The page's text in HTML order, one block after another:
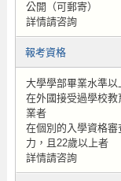
公開（可郵寄）
詳情請咨詢
報考資格
大學學部畢業水準以
在外國接受過學校
業者
在個別的入學資格
力，且22歲以上者
詳情請咨詢